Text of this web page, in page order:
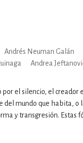
Andrés Neuman Galán
Andrea
el silencio, el creador
del mundo que habita, o
y transgresión. Estas